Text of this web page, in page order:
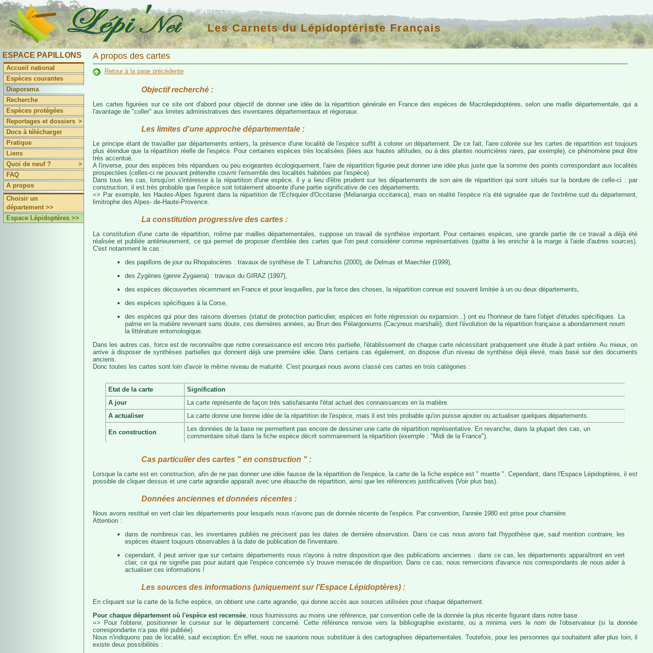
Les Carnets du Lépidoptériste Français
ESPACE PAPILLONS
Accueil national
Espèces courantes
Diaporama
Recherche
Espèces protégées
Reportages et dossiers >
Docs à télécharger
Pratique
Liens
Quoi de neuf ?
>
FAQ
A propos
Choisir un
département >>
Espace Lépidoptères >>
A propos des cartes
Retour à la page précédente
Objectif recherché :
Les cartes figurées sur ce site ont d'abord pour objectif de donner une idée de la répartition générale en France des espèces de Macrolepidoptères, selon une maille départementale, qui a
l'avantage de "coller" aux limites administratives des inventaires départementaux et régionaux.
Les limites d'une approche départementale :
Le principe étant de travailler par départements entiers, la présence d'une localité de l'espèce suffit à colorer un département. De ce fait, l'aire colorée sur les cartes de répartition est toujours
plus étendue que la répartition réelle de l'espèce. Pour certaines espèces très localisées (liées aux hautes altitudes, ou à des plantes nourricières rares, par exemple), ce phénomène peut être
très accentué.
A l'inverse, pour des espèces très répandues ou peu exigeantes écologiquement, l'aire de répartition figurée peut donner une idée plus juste que la somme des points correspondant aux localités
prospectées (celles-ci ne pouvant prétendre couvrir l'ensemble des localités habitées par l'espèce).
Dans tous les cas, lorsqu'on s'intéresse à la répartition d'une espèce, il y a lieu d'être prudent sur les départements de son aire de répartition qui sont situés sur la bordure de celle-ci : par
construction, il est très probable que l'espèce soit totalement absente d'une partie significative de ces départements.
=> Par exemple, les Hautes-Alpes figurent dans la répartition de l'Echiquier d'Occitanie (Melanargia occitanica), mais en réalité l'espèce n'a été signalée que de l'extrême sud du département,
limitrophe des Alpes- de-Haute-Provence.
La constitution progressive des cartes :
La constitution d'une carte de répartition, même par mailles départementales, suppose un travail de synthèse important. Pour certaines espèces, une grande partie de ce travail a déjà été
réalisée et publiée antérieurement, ce qui permet de proposer d'emblée des cartes que l'on peut considérer comme représentatives (quitte à les enrichir à la marge à l'aide d'autres sources).
C'est notamment le cas :
des papillons de jour ou Rhopalocères : travaux de synthèse de T. Lafranchis (2000), de Delmas et Maechler (1999),
des Zygènes (genre Zygaena) : travaux du GIRAZ (1997),
des espèces découvertes récemment en France et pour lesquelles, par la force des choses, la répartition connue est souvent limitée à un ou deux départements,
des espèces spécifiques à la Corse,
des espèces qui pour des raisons diverses (statut de protection particulier, espèces en forte régression ou expansion...) ont eu l'honneur de faire l'objet d'études spécifiques. La
palme en la matière revenant sans doute, ces dernières années, au Brun des Pélargoniums (Cacyreus marshalii), dont l'évolution de la répartition française a abondamment nourri
la littérature entomologique.
Dans les autres cas, force est de reconnaître que notre connaissance est encore très partielle, l'établissement de chaque carte nécessitant pratiquement une étude à part entière. Au mieux, on
arrive à disposer de synthèses partielles qui donnent déjà une première idée. Dans certains cas également, on dispose d'un niveau de synthèse déjà élevé, mais basé sur des documents
anciens.
Donc toutes les cartes sont loin d'avoir le même niveau de maturité. C'est pourquoi nous avons classé ces cartes en trois catégories :
Etat de la carte
Signification
A jour
La carte représente de façon très satisfaisante l'état actuel des connaissances en la matière.
A actualiser
La carte donne une bonne idée de la répartition de l'espèce, mais il est très probable qu'on puisse ajouter ou actualiser quelques départements.
En construction
Les données de la base ne permettent pas encore de dessiner une carte de répartition représentative. En revanche, dans la plupart des cas, un
commentaire situé dans la fiche espèce décrit sommairement la répartition (exemple : "Midi de la France").
Cas particulier des cartes " en construction " :
Lorsque la carte est en construction, afin de ne pas donner une idée fausse de la répartition de l'espèce, la carte de la fiche espèce est " muette ". Cependant, dans l'Espace Lépidoptères, il est
possible de cliquer dessus et une carte agrandie apparaît avec une ébauche de répartition, ainsi que les références justificatives (Voir plus bas).
Données anciennes et données récentes :
Nous avons restitué en vert clair les départements pour lesquels nous n'avons pas de donnée récente de l'espèce. Par convention, l'année 1980 est prise pour charnière.
Attention :
dans de nombreux cas, les inventaires publiés ne précisent pas les dates de dernière observation. Dans ce cas nous avons fait l'hypothèse que, sauf mention contraire, les
espèces étaient toujours observables à la date de publication de l'inventaire.
cependant, il peut arriver que sur certains départements nous n'ayons à notre disposition que des publications anciennes : dans ce cas, les départements apparaîtront en vert
clair, ce qui ne signifie pas pour autant que l'espèce concernée s'y trouve menacée de disparition. Dans ce cas, nous remercions d'avance nos correspondants de nous aider à
actualiser ces informations !
Les sources des informations (uniquement sur l'Espace Lépidoptères) :
En cliquant sur la carte de la fiche espèce, on obtient une carte agrandie, qui donne accès aux sources utilisées pour chaque département.
Pour chaque département où l'espèce est recensée , nous fournissons au moins une référence, par convention celle de la donnée la plus récente figurant dans notre base.
=> Pour l'obtenir, positionner le curseur sur le département concerné. Cette référence renvoie vers la bibliographie existante, ou a minima vers le nom de l'observateur (si la donnée
correspondante n'a pas été publiée).
Nous n'indiquons pas de localité, sauf exception. En effet, nous ne saurions nous substituer à des cartographies départementales. Toutefois, pour les personnes qui souhaitent aller plus loin, il
existe deux possibilités :